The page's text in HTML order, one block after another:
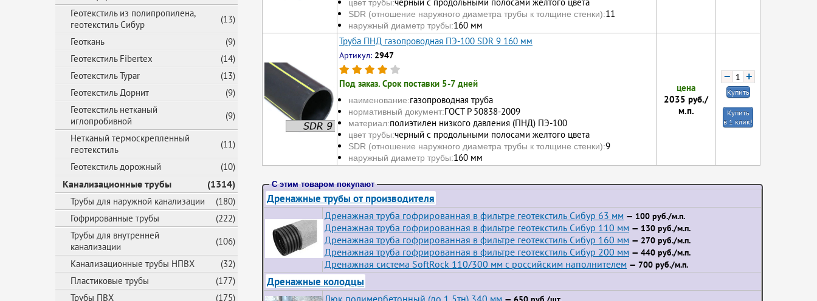
Геотекстиль из полипропилена,
геотекстиль Сибур
(13)
Геоткань
(9)
Геотекстиль Fibertex
(14)
Геотекстиль Typar
(13)
Геотекстиль Дорнит
(9)
Геотекстиль нетканый
иглопробивной
(9)
Нетканый термоскрепленный
геотекстиль
(11)
Геотекстиль дорожный
(10)
Канализационные трубы (1314)
Трубы для наружной канализации
(180)
Гофрированные трубы
(222)
Трубы для внутренней
канализации
(106)
Канализационные трубы НПВХ
(32)
Пластиковые трубы
(177)
Трубы ПВХ
(175)
цвет трубы:
SDR (отношение наружного диаметра трубы к толщине стенки):11
наружный диаметр трубы:160 мм
Труба ПНД газопроводная ПЭ-100 SDR 9 160 мм
Артикул: 2947
Под заказ. Срок поставки 5-7 дней
наименование:газопроводная труба
нормативный документ:ГОСТ Р 50838-2009
материал:полиэтилен низкого давления (ПНД) ПЭ-100
цвет трубы:черный с продольными полосами желтого цвета
SDR (отношение наружного диаметра трубы к толщине стенки):9
наружный диаметр трубы:160 мм
цена
2035 руб./
м.п.
− +
Купить
Купить
в 1 клик!
С этим товаром покупают
Дренажные трубы от производителя
Дренажная труба гофрированная в фильтре геотекстиль Сибур 63 мм — 100 руб./м.п.
Дренажная труба гофрированная в фильтре геотекстиль Сибур 110 мм — 130 руб./м.п.
Дренажная труба гофрированная в фильтре геотекстиль Сибур 160 мм — 270 руб./м.п.
Дренажная труба гофрированная в фильтре геотекстиль Сибур 200 мм — 440 руб./м.п.
Дренажная система SoftRock 110/300 мм с российским наполнителем — 700 руб./м.п.
Дренажные колодцы